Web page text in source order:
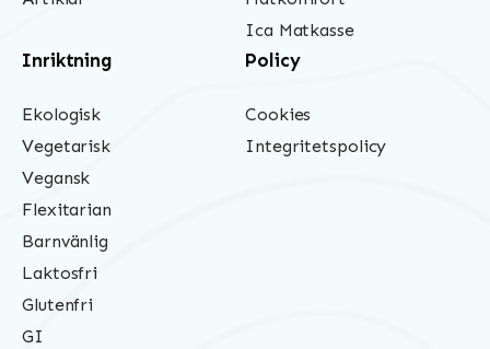
Ica Matkasse
Inriktning
Ekologisk
Vegetarisk
Vegansk
Flexitarian
Barnvänlig
Laktosfri
Glutenfri
GI
Policy
Cookies
Integritetspolicy